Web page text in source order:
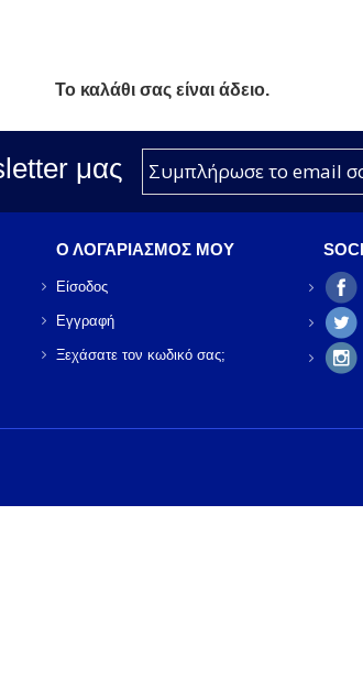
Το καλάθι σας είναι άδειο.
μας
Ο ΛΟΓΑΡΙΑΣΜΟΣ ΜΟΥ
Είσοδος
Εγγραφή
Ξεχάσατε τον κωδικό σας;